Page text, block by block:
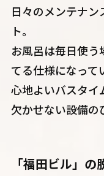
日々のメンテナ
ト。
お風呂は毎日使
てる仕様になって
心地よいバスタイ
欠かせない設備の
「福田ビル」の